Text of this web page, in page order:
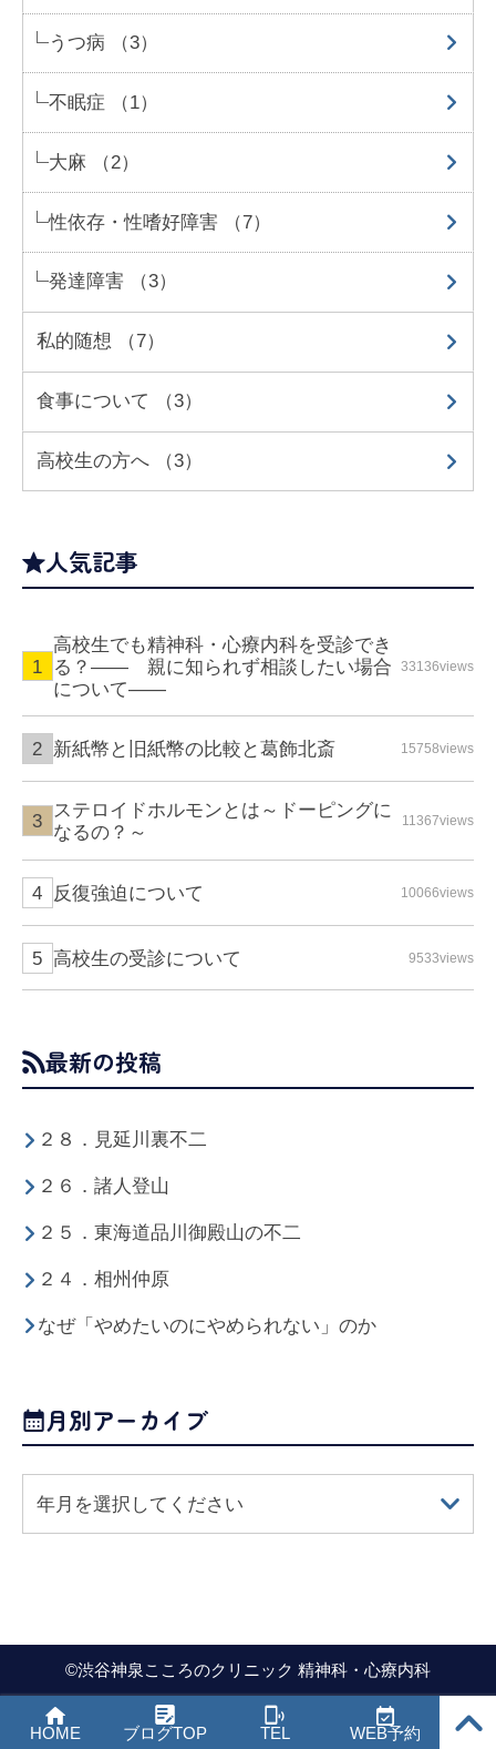
うつ病 （3）
不眠症 （1）
大麻 （2）
性依存・性嗜好障害 （7）
発達障害 （3）
私的随想 （7）
食事について （3）
高校生の方へ （3）
人気記事
高校生でも精神科・心療内科を受診でき
る？—— 親に知られず相談したい場合
について――
33136views
新紙幣と旧紙幣の比較と葛飾北斎 15758views
ステロイドホルモンとは～ドーピングに
なるの？～
11367views
反復強迫について 10066views
高校生の受診について 9533views
最新の投稿
２８．見延川裏不二
２６．諸人登山
２５．東海道品川御殿山の不二
２４．相州仲原
なぜ「やめたいのにやめられない」のか
月別アーカイブ
年月を選択してください
HOME ブログTOP TEL WEB予約
PAGE
TOP
©渋谷神泉こころのクリニック 精神科・心療内科